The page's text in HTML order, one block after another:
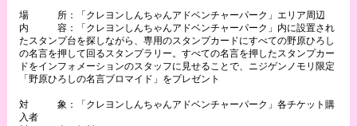
場 所：「クレヨンしんちゃんアドベンチャーパーク」エリア周辺
内 容：「クレヨンしんちゃんアドベンチャーパーク」内に設置され
たスタンプ台を探しながら、専用のスタンプカードにすべての野原ひろし
の名言を押して回るスタンプラリー。すべての名言を押したスタンプカー
ドをインフォメーションのスタッフに見せることで、ニジゲンノモリ限定
「野原ひろしの名言ブロマイド」をプレゼント
対 象：「クレヨンしんちゃんアドベンチャーパーク」各チケット購
入者